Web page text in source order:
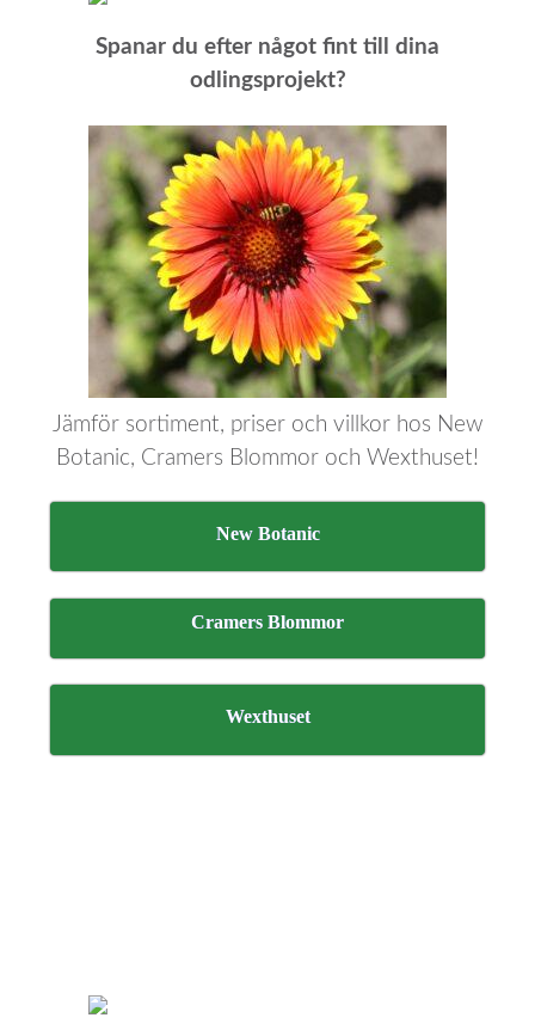
Spanar du efter något fint till dina
odlingsprojekt?
Jämför sortiment, priser och villkor hos New
Botanic, Cramers Blommor och Wexthuset!
New Botanic
Cramers Blommor
Wexthuset